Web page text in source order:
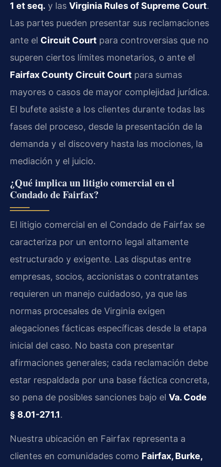
1 et seq. y las Virginia Rules of Supreme Court.
Las partes pueden presentar sus reclamaciones
ante el Circuit Court para controversias que no
superen ciertos límites monetarios, o ante el
Fairfax County Circuit Court para sumas
mayores o casos de mayor complejidad jurídica.
El bufete asiste a los clientes durante todas las
fases del proceso, desde la presentación de la
demanda y el discovery hasta las mociones, la
mediación y el juicio.
¿Qué implica un litigio comercial en el
Condado de Fairfax?
El litigio comercial en el Condado de Fairfax se
caracteriza por un entorno legal altamente
estructurado y exigente. Las disputas entre
empresas, socios, accionistas o contratantes
requieren un manejo cuidadoso, ya que las
normas procesales de Virginia exigen
alegaciones fácticas específicas desde la etapa
inicial del caso. No basta con presentar
afirmaciones generales; cada reclamación debe
estar respaldada por una base fáctica concreta,
so pena de posibles sanciones bajo el Va. Code
§ 8.01-271.1.
Nuestra ubicación en Fairfax representa a
clientes en comunidades como Fairfax, Burke,